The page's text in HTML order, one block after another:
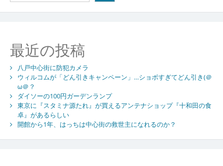
最近の投稿
八戸中心街に防犯カメラ
ウィルコムが「どん引きキャンペーン」…ショボすぎてどん引き(＠
ω＠？
ダイソーの100円ガーデンランプ
東京に『スタミナ源たれ』が買えるアンテナショップ『十和田の食
卓』があるらしい
開館から1年、はっちは中心街の救世主になれるのか？